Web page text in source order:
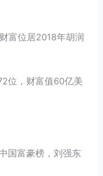
富位居2018年胡润
位，财富值60亿美
国富豪榜，刘强东